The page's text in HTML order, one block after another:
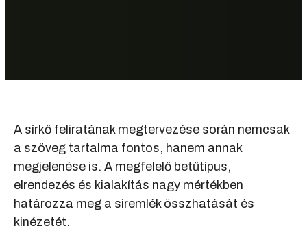
A sírkő feliratának megtervezése során nemcsak
a szöveg tartalma fontos, hanem annak
megjelenése is. A megfelelő betűtípus,
elrendezés és kialakítás nagy mértékben
határozza meg a síremlék összhatását és
kinézetét.